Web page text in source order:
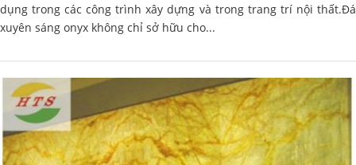
dụng trong các công trình xây dựng và trong trang trí nội thất.Đá
xuyên sáng onyx không chỉ sở hữu cho...